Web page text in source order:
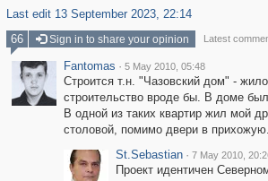
Last edit 13 September 2023, 22:14
66 Sign in to share your opinion Latest
Fantomas · 5 May 2010, 05:48
Строится т.н. "Чазовский дом" -
строительство вроде бы. В доме
В одной из таких квартир жил мой
столовой, помимо двери в
St.Sebastian · 7 May 2010,
Проект идентичен